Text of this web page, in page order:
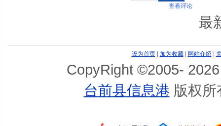
查看评论
最
设为首页| 加为收藏| 网站介绍
CopyRight ©2005-
台前县信息港 版权